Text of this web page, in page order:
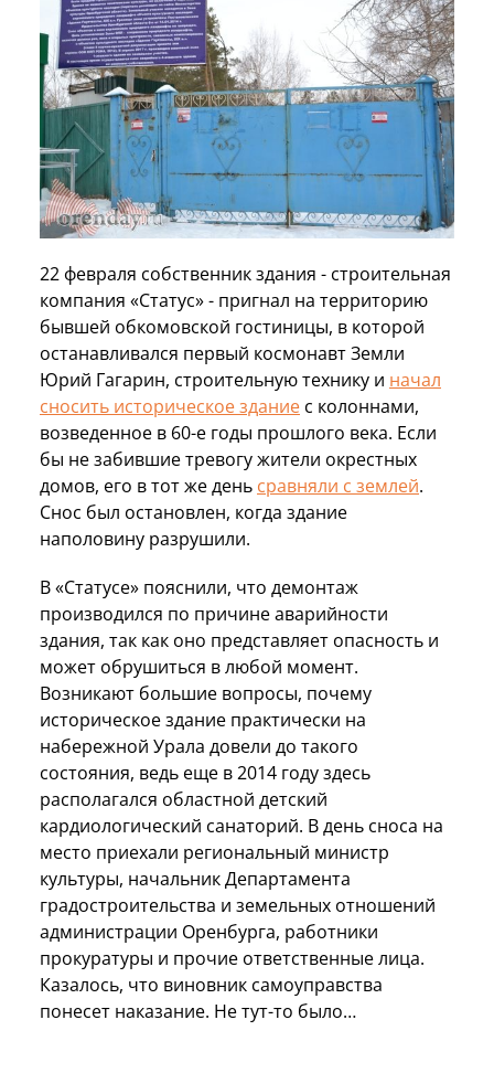
22 февраля собственник здания - строительная
компания «Статус» - пригнал на территорию
бывшей обкомовской гостиницы, в которой
останавливался первый космонавт Земли
Юрий Гагарин, строительную технику и начал
сносить историческое здание с колоннами,
возведенное в 60-е годы прошлого века. Если
бы не забившие тревогу жители окрестных
домов, его в тот же день сравняли с землей.
Снос был остановлен, когда здание
наполовину разрушили.
В «Статусе» пояснили, что демонтаж
производился по причине аварийности
здания, так как оно представляет опасность и
может обрушиться в любой момент.
Возникают большие вопросы, почему
историческое здание практически на
набережной Урала довели до такого
состояния, ведь еще в 2014 году здесь
располагался областной детский
кардиологический санаторий. В день сноса на
место приехали региональный министр
культуры, начальник Департамента
градостроительства и земельных отношений
администрации Оренбурга, работники
прокуратуры и прочие ответственные лица.
Казалось, что виновник самоуправства
понесет наказание. Не тут-то было…